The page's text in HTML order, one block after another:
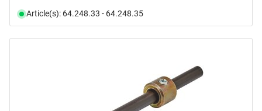
Article(s): 64.248.33 - 64.248.35